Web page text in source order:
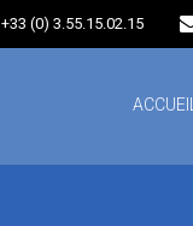
+33 (0) 3.55.15.02.15
ACCUEIL